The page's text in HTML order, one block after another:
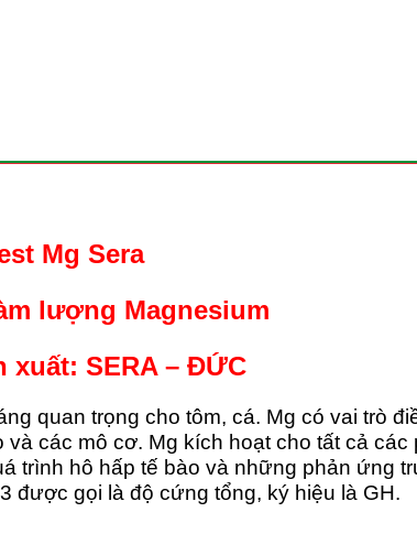
Mg Sera
lượng Magnesium
xuất: SERA – ĐỨC
quan trọng cho tôm, cá. Mg có vai trò
các mô cơ. Mg kích hoạt cho tất cả
trình hô hấp tế bào và những phản ứng
được gọi là độ cứng tổng, ký hiệu là GH.